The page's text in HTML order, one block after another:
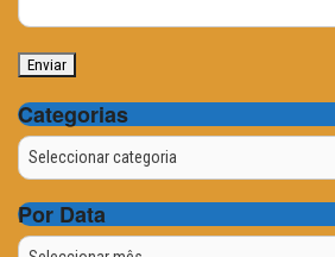
Categorias
Categorias
Por Data
Por